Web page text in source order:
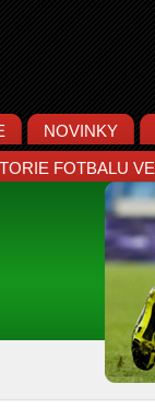
NOVINKY
FOTBALU